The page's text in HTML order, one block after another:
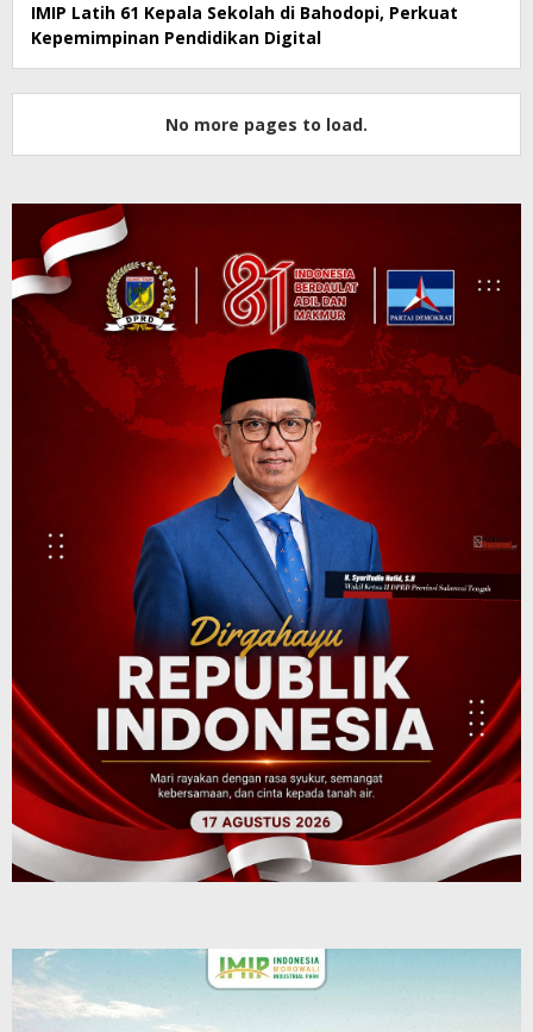
IMIP Latih 61 Kepala Sekolah di Bahodopi, Perkuat
Kepemimpinan Pendidikan Digital
No more pages to load.